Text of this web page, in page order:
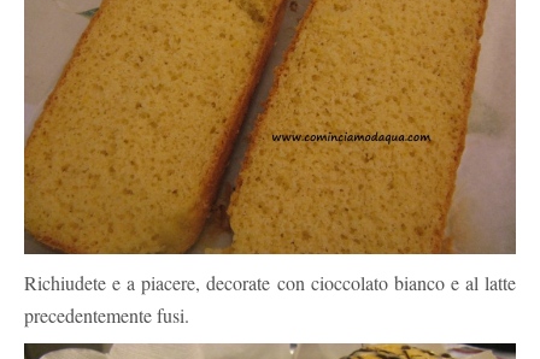
Richiudete e a piacere, decorate con cioccolato bianco e al latte
precedentemente fusi.